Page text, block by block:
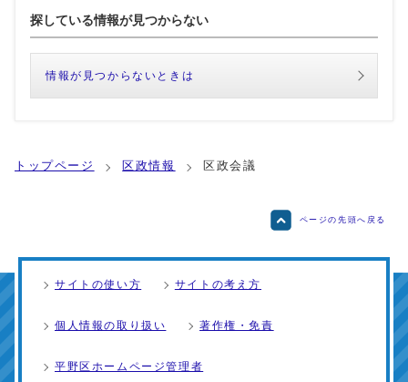
探している情報が見つからない
情報が見つからないときは
トップページ 区政情報 区政会議
ページの先頭へ戻る
サイトの使い方 サイトの考え方
個人情報の取り扱い 著作権・免責
平野区ホームページ管理者